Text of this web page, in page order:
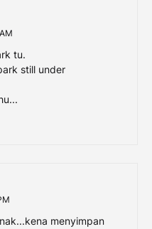
tu.
still under
menyimpan